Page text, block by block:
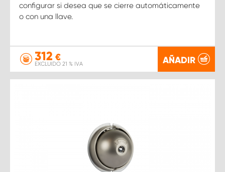
configurar si desea que se cierre automáticamente
o con una llave.
312 €
EXCLUIDO 21 % IVA AÑADIR